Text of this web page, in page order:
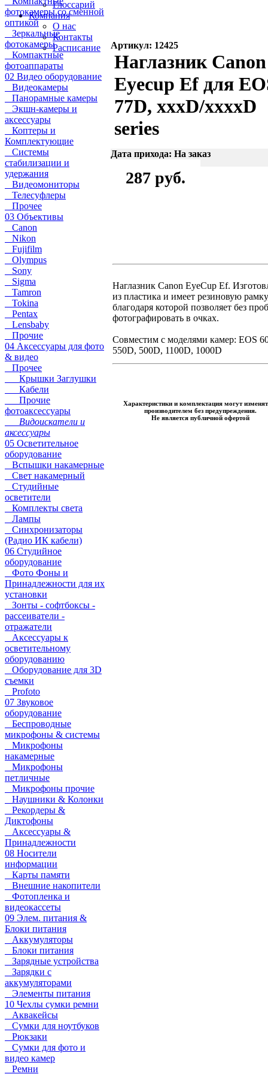
Глоссарий
Компания
О нас
Контакты
Расписание
фотокамеры со сменной
оптикой
Зеркальные
фотокамеры
Компактные
фотоаппараты
02 Видео оборудование
Видеокамеры
Панорамные камеры
Экшн-камеры и
аксессуары
Коптеры и
Комплектующие
Системы
стабилизации и
удержания
Видеомониторы
Телесуфлеры
Прочее
03 Объективы
Canon
Nikon
Fujifilm
Olympus
Sony
Sigma
Tamron
Tokina
Pentax
Lensbaby
Прочие
04 Аксессуары для фото
& видео
Прочее
Крышки Заглушки
Кабели
Прочие
фотоаксессуары
Видоискатели и
аксессуары
05 Осветительное
оборудование
Вспышки накамерные
Свет накамерный
Студийные
осветители
Комплекты света
Лампы
Синхронизаторы
(Радио ИК кабели)
06 Студийное
оборудование
Фото Фоны и
Принадлежности для их
установки
Зонты - софтбоксы -
рассеиватели -
отражатели
Аксессуары к
осветительному
оборудованию
Оборудование для 3D
съемки
Profoto
07 Звуковое
оборудование
Беспроводные
микрофоны & системы
Микрофоны
накамерные
Микрофоны
петличные
Микрофоны прочие
Наушники & Колонки
Рекордеры &
Диктофоны
Аксессуары &
Принадлежности
08 Носители
информации
Карты памяти
Внешние накопители
Фотопленка и
видеокассеты
09 Элем. питания &
Блоки питания
Аккумуляторы
Блоки питания
Зарядные устройства
Зарядки с
аккумуляторами
Элементы питания
10 Чехлы сумки ремни
Аквакейсы
Сумки для ноутбуков
Рюкзаки
Сумки для фото и
видео камер
Ремни
Артикул: 12425
Наглазник Canon
Eyecup Ef для
77D, xxxD/xxxxD
series
Дата прихода: На заказ
287 руб.
Наглазник Canon EyeCup Ef.
из пластика и имеет резиновую
благодаря которой позволяет без
фотографировать в очках.
Совместим с моделями камер: EOS
550D, 500D, 1100D, 1000D
Характеристики и комплектация могут
производителем без предупреждения.
Не является публичной офертой